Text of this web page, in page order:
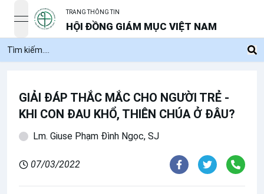
open navigation menu
TRANG THÔNG TIN
HỘI ĐỒNG GIÁM MỤC VIỆT NAM
GIẢI ĐÁP THẮC MẮC CHO NGƯỜI TRẺ -
KHI CON ĐAU KHỔ, THIÊN CHÚA Ở ĐÂU?
Lm. Giuse Phạm Đình Ngọc, SJ
07/03/2022